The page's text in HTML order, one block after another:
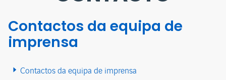
Contactos da equipa de
imprensa
Contactos da equipa de imprensa